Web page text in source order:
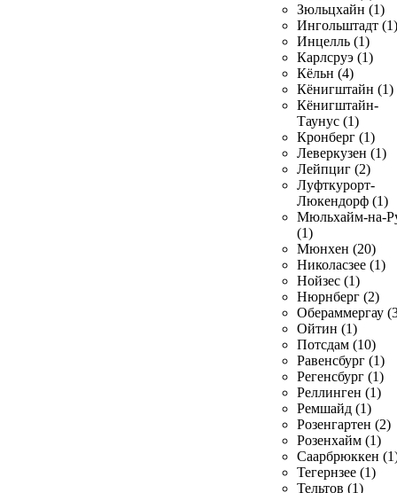
Зюльцхайн (1)
Ингольштадт (1)
Инцелль (1)
Карлсруэ (1)
Кёльн (4)
Кёнигштайн (1)
Кёнигштайн-
Таунус (1)
Кронберг (1)
Леверкузен (1)
Лейпциг (2)
Луфткурорт-
Люкендорф (1)
Мюльхайм-на-
(1)
Мюнхен (20)
Николасзее (1)
Нойзес (1)
Нюрнберг (2)
Обераммергау
Ойтин (1)
Потсдам (10)
Равенсбург (1)
Регенсбург (1)
Реллинген (1)
Ремшайд (1)
Розенгартен (2)
Розенхайм (1)
Саарбрюккен
Тегернзее (1)
Тельтов (1)